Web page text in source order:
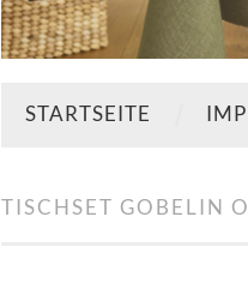
STARTSEITE
TISCHSET GOBELIN